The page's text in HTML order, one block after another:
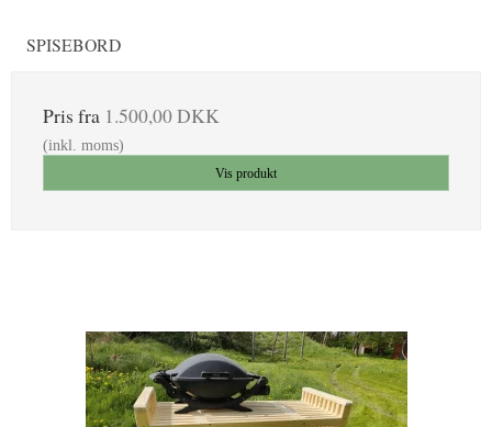
SPISEBORD
Pris fra 1.500,00 DKK
(inkl. moms)
Vis produkt